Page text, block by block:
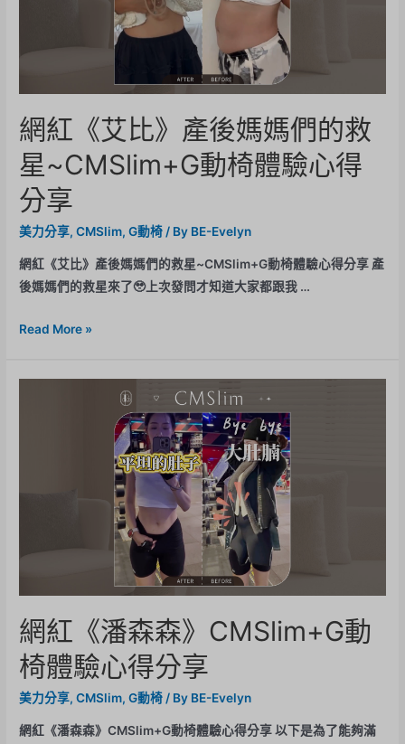
網紅《艾比》產後媽媽們的救
星~CMSlim+G動椅體驗心得
分享
美力分享,CMSlim,G動椅/ By BE-Evelyn
網紅《艾比》產後媽媽們的救星~CMSlim+G動椅體驗心得分享 產
後媽媽們的救星來了🥹上次發問才知道大家都跟我 …
Read More »
網紅《潘森森》CMSlim+G動
椅體驗心得分享
美力分享,CMSlim,G動椅 / By BE-Evelyn
網紅《潘森森》CMSlim+G動椅體驗心得分享 以下是為了能夠滿